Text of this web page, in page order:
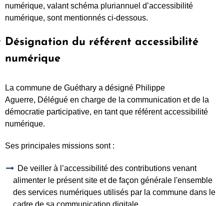
numérique, valant schéma pluriannuel d’accessibilité
numérique, sont mentionnés ci-dessous.
Désignation du référent accessibilité
numérique
La commune de Guéthary a désigné Philippe
Aguerre, Délégué en charge de la communication et de la
démocratie participative, en tant que référent accessibilité
numérique.
Ses principales missions sont :
De veiller à l’accessibilité des contributions venant
alimenter le présent site et de façon générale l'ensemble
des services numériques utilisés par la commune dans le
cadre de sa communication digitale,